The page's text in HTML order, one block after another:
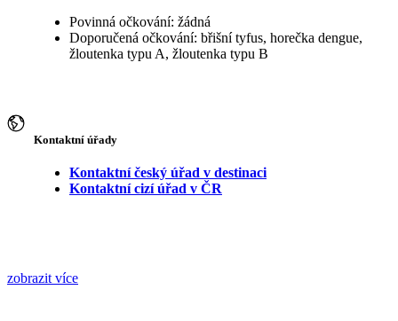
Povinná očkování: žádná
Doporučená očkování: břišní tyfus, horečka dengue,
žloutenka typu A, žloutenka typu B
Kontaktní úřady
Kontaktní český úřad v destinaci
Kontaktní cizí úřad v ČR
zobrazit více